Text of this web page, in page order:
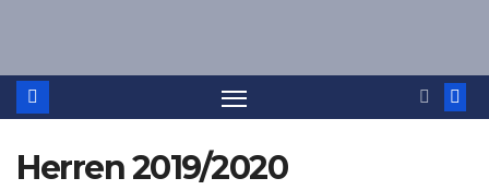
Herren 2019/2020